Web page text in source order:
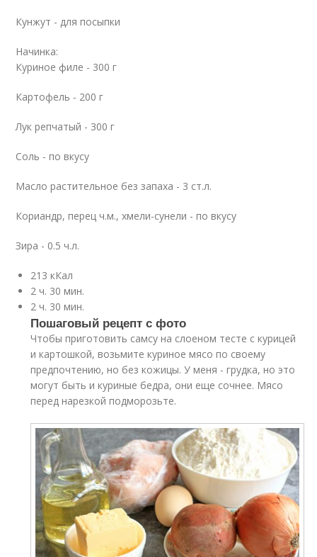
Кунжут - для посыпки
Начинка:
Куриное филе - 300 г
Картофель - 200 г
Лук репчатый - 300 г
Соль - по вкусу
Масло растительное без запаха - 3 ст.л.
Кориандр, перец ч.м., хмели-сунели - по вкусу
Зира - 0.5 ч.л.
213 кКал
2 ч. 30 мин.
2 ч. 30 мин.
Пошаговый рецепт с фото
Чтобы приготовить самсу на слоеном тесте с курицей
и картошкой, возьмите куриное мясо по своему
предпочтению, но без кожицы. У меня - грудка, но это
могут быть и куриные бедра, они еще сочнее. Мясо
перед нарезкой подморозьте.